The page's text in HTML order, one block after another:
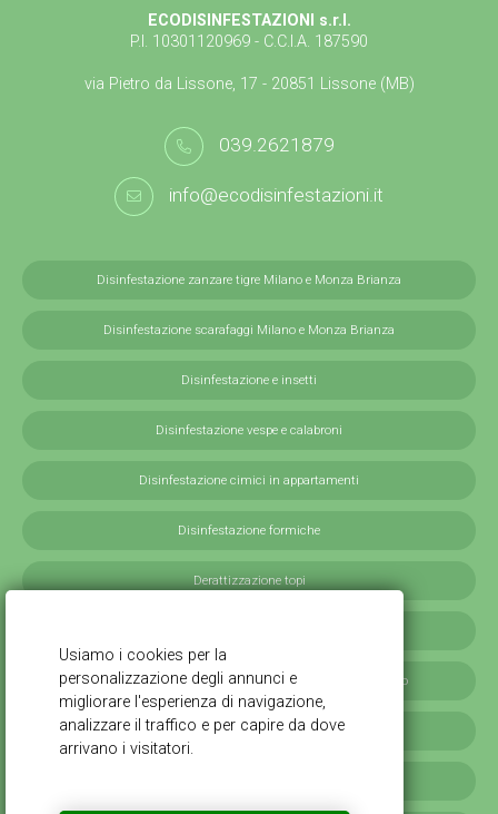
ECODISINFESTAZIONI s.r.l.
P.I. 10301120969 - C.C.I.A. 187590
via Pietro da Lissone, 17 - 20851 Lissone (MB)
039.2621879
info@ecodisinfestazioni.it
Disinfestazione zanzare tigre Milano e Monza Brianza
Disinfestazione scarafaggi Milano e Monza Brianza
Disinfestazione e insetti
Disinfestazione vespe e calabroni
Disinfestazione cimici in appartamenti
Disinfestazione formiche
Derattizzazione topi
Disinfestazione blatte germaniche in provincia di Milano
Servizi antilarvali, adulticidi invernali